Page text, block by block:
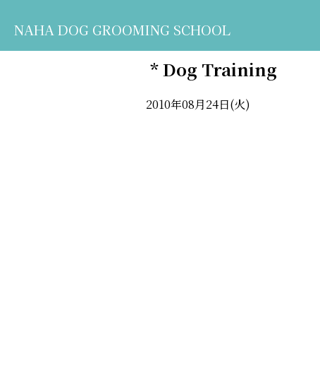
NAHA DOG GROOMING SCHOOL
* Dog Training
2010年08月24日(火)